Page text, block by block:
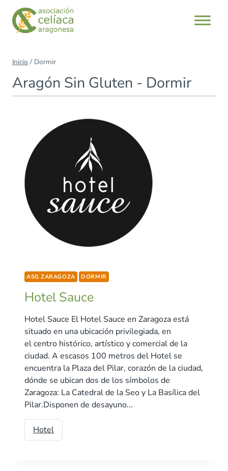
Saltar
contenido
Inicio / Dormir
Aragón Sin Gluten - Dormir
ASG ZARAGOZA DORMIR
Hotel Sauce
Hotel Sauce El Hotel Sauce en Zaragoza está
situado en una ubicación privilegiada, en
el centro histórico, artístico y comercial de la
ciudad. A escasos 100 metros del Hotel se
encuentra la Plaza del Pilar, corazón de la ciudad,
dónde se ubican dos de los símbolos de
Zaragoza: La Catedral de la Seo y La Basílica del
Pilar.Disponen de desayuno...
Hotel